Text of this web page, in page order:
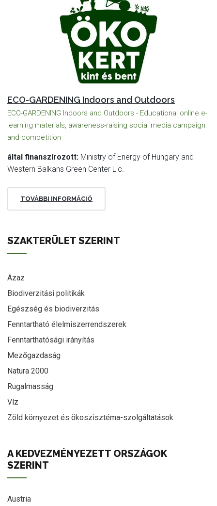
ECO-GARDENING Indoors and Outdoors
ECO-GARDENING Indoors and Outdoors - Educational online e-
learning materials, awareness-raising social media campaign
and competition
által finanszírozott: Ministry of Energy of Hungary and
Western Balkans Green Center Llc.
TOVÁBBI INFORMÁCIÓ
SZAKTERÜLET SZERINT
Azaz
Biodiverzitási politikák
Egészség és biodiverzitás
Fenntartható élelmiszerrendszerek
Fenntarthatósági irányítás
Mezőgazdaság
Natura 2000
Rugalmasság
Víz
Zöld környezet és ökoszisztéma-szolgáltatások
A KEDVEZMÉNYEZETT ORSZÁGOK
SZERINT
Austria